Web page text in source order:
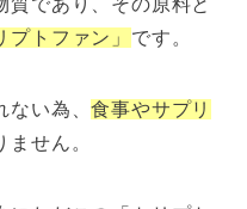
トファン」 です。
ない為、食事やサプリ
せん。